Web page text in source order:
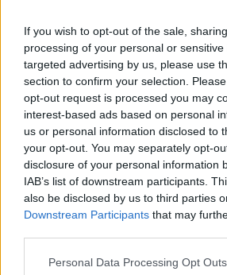
If you wish to opt-out of the sale,
processing of your personal or
targeted advertising by us, please use
section to confirm your selection.
opt-out request is processed you may
interest-based ads based on personal
us or personal information disclosed to
your opt-out. You may separately opt-
disclosure of your personal information
IAB’s list of downstream participants.
also be disclosed by us to third parties
Downstream Participants that may
Please note that this website/app uses
Personal Data Processing Opt Outs
Vuoi rimuovere le
Puoi abbonarti asoli € 1,10
cliccandoqui
Sei già abbonato?
Puoi effettuare l'accesso
sezioneLogindal menù del
cliccandoqui